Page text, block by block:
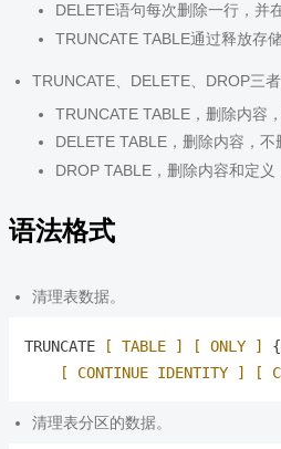
DELETE语句每次删除一行，并
TRUNCATE TABLE通过释放存
TRUNCATE、DELETE、DROP三
TRUNCATE TABLE，删除内容
DELETE TABLE，删除内容，不
DROP TABLE，删除内容和定义
语法格式
清理表数据。
TRUNCATE [ TABLE ] [ ONLY ]
[ CONTINUE IDENTITY ]
[
清理表分区的数据。